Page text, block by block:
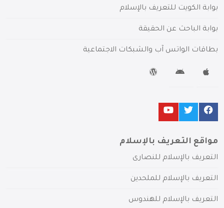
بوابة الكويت للتعريف بالإسلام
بوابة الباحث عن الحقيقة
بطاقات الواتس آب والشبكات الاجتماعية
مواقع التعريف بالإسلام
التعريف بالإسلام للنصارى
التعريف بالإسلام للملحدين
التعريف بالإسلام للهندوس